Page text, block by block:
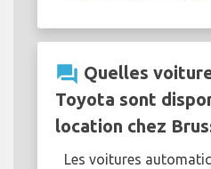
question_answer Quelles
Toyota sont
location chez
Les voitures